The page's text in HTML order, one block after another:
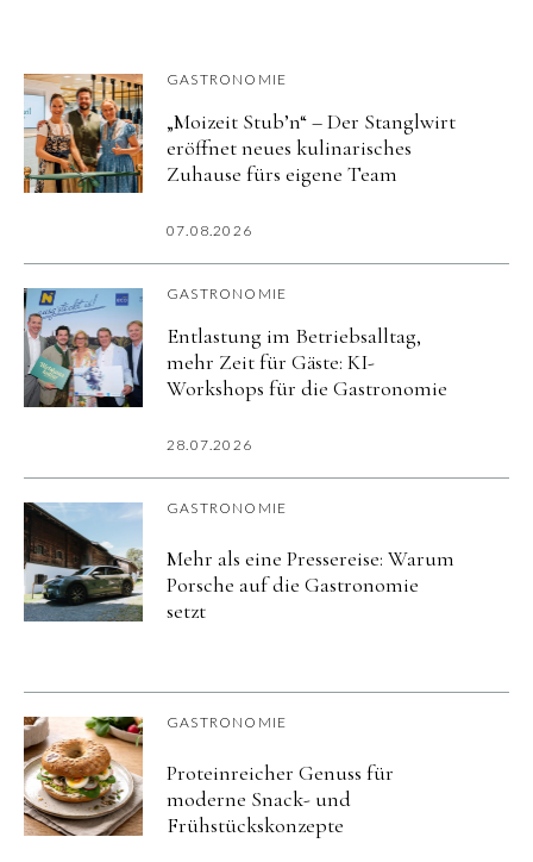
GASTRONOMIE
„Moizeit Stub’n“ – Der Stanglwirt
eröffnet neues kulinarisches
Zuhause fürs eigene Team
07.08.2026
GASTRONOMIE
Entlastung im Betriebsalltag,
mehr Zeit für Gäste: KI-
Workshops für die Gastronomie
28.07.2026
GASTRONOMIE
Mehr als eine Pressereise: Warum
Porsche auf die Gastronomie
setzt
GASTRONOMIE
Proteinreicher Genuss für
moderne Snack- und
Frühstückskonzepte